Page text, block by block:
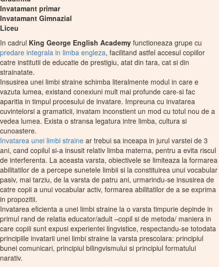
Invatamant primar
Invatamant Gimnazial
Liceu
In cadrul King George English Academy functioneaza grupe cu
predare integrala in limba engleza, facilitand astfel accesul copiilor
catre institutii de educatie de prestigiu, atat din tara, cat si din
strainatate.
Insusirea unei limbi straine schimba literalmente modul in care e
vazuta lumea, existand conexiuni mult mai profunde care-si fac
aparitia in timpul procesului de invatare. Impreuna cu invatarea
cuvintelorsi a gramaticii, invatam inconstient un mod cu totul nou de a
vedea lumea. Exista o stransa legatura intre limba, cultura si
cunoastere.
Invatarea unei limbi straine ar trebui sa inceapa in jurul varstei de 3
ani, cand copilul si-a insusit relativ limba materna, pentru a evita riscul
de interferenta. La aceasta varsta, obiectivele se limiteaza la formarea
abilitatilor de a percepe sunetele limbii si la constituirea unui vocabular
pasiv, mai tarziu, de la varsta de patru ani, urmarindu-se insusirea de
catre copii a unui vocabular activ, formarea abilitatilor de a se exprima
in propozitii.
Invatarea eficienta a unei limbi straine la o varsta timpurie depinde in
primul rand de relatia educator/adult –copil si de metoda/ maniera in
care copiii sunt expusi experientei lingvistice, respectandu-se totodata
principiile invatarii unei limbi straine la varsta prescolara: principiul
bunei comunicari, principiul bilingvismului si principiul formatului
narativ.